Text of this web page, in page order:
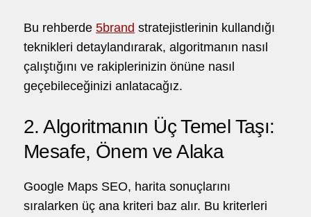
Bu rehberde 5brand stratejistlerinin kullandığı
teknikleri detaylandırarak, algoritmanın nasıl
çalıştığını ve rakiplerinizin önüne nasıl
geçebileceğinizi anlatacağız.
2. Algoritmanın Üç Temel Taşı:
Mesafe, Önem ve Alaka
Google Maps SEO, harita sonuçlarını
sıralarken üç ana kriteri baz alır. Bu kriterleri